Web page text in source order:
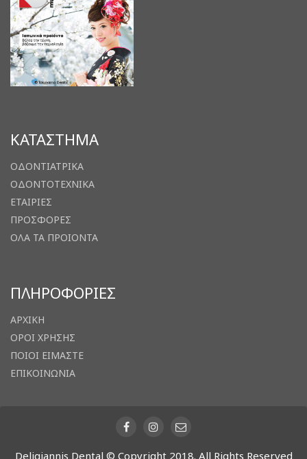
ΚΑΤΑΣΤΗΜΑ
ΟΔΟΝΤΙΑΤΡΙΚΑ
ΟΔΟΝΤΟΤΕΧΝΙΚΑ
ΕΤΑΙΡΙΕΣ
ΠΡΟΣΦΟΡΕΣ
ΟΛΑ ΤΑ ΠΡΟΙΟΝΤΑ
ΠΛΗΡΟΦΟΡΙΕΣ
ΑΡΧΙΚΗ
ΟΡΟΙ ΧΡΗΣΗΣ
ΠΟΙΟΙ ΕΙΜΑΣΤΕ
ΕΠΙΚΟΙΝΩΝΙΑ
Deligiannis Dental © Copyright 2018. All Rights Reserved